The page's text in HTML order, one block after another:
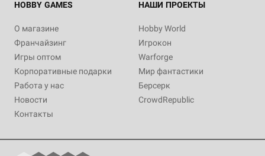
HOBBY GAMES
О магазине
Франчайзинг
Игры оптом
Корпоративные подарки
Работа у нас
Новости
Контакты
НАШИ ПРОЕКТЫ
Hobby World
Игрокон
Warforge
Мир фантастики
Берсерк
CrowdRepublic